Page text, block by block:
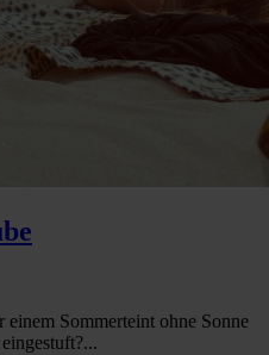
Sommerteint ohne Sonne